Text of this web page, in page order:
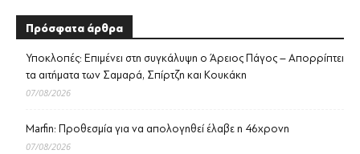
Πρόσφατα άρθρα
Υποκλοπές: Επιμένει στη συγκάλυψη ο Άρειος Πάγος – Απορρίπτει
τα αιτήματα των Σαμαρά, Σπίρτζη και Κουκάκη
07/08/2026
Marfin: Προθεσμία για να απολογηθεί έλαβε η 46χρονη
07/08/2026